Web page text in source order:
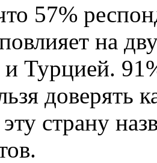
57%
на
и Турцией.
доверять
страну